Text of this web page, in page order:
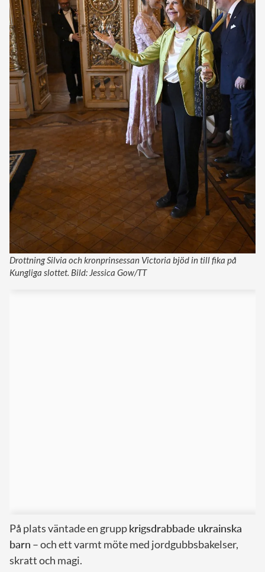
Drottning Silvia och kronprinsessan Victoria bjöd in till fika på
Kungliga slottet. Bild: Jessica Gow/TT
På plats väntade en gruppkrigsdrabbade ukrainska
barn – och ett varmt möte med jordgubbsbakelser,
skratt och magi.